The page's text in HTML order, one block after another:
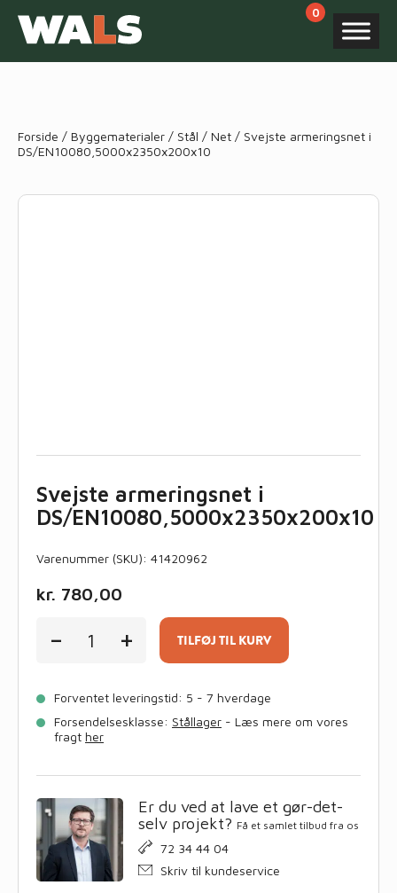
Forside / Byggematerialer / Stål / Net / Svejste armeringsnet i
DS/EN10080,5000x2350x200x10
Svejste armeringsnet i
DS/EN10080,5000x2350x200x10
Varenummer (SKU): 41420962
kr. 780,00
-
armeringsnet
+ TILFØJ TIL KURV
Forventet leveringstid: 5 - 7 hverdage
Forsendelsesklasse: Stållager - Læs mere om vores
fragt her
Er du ved at lave et gør-det-
selv projekt? Få et samlet tilbud fra os
72 34 44 04
Skriv til kundeservice